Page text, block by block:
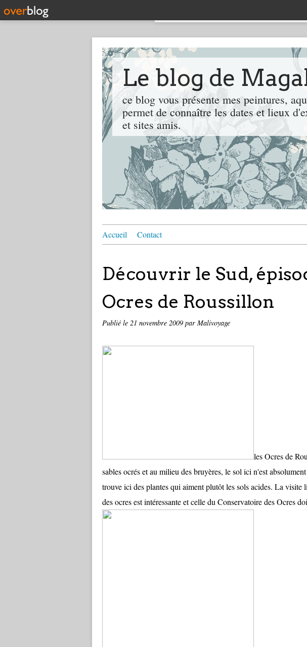
Le blog de
ce blog vous présente mes peintures,
permet de connaître les dates et lieux
et sites amis.
Accueil Contact
Découvrir le Sud,
Ocres de Roussillon
Publié le 21 novembre 2009 par Malivoyage
les Ocres de
sables ocrés et au milieu des bruyères, le sol ici n'est
trouve ici des plantes qui aiment plutôt les sols acides. La visite
des ocres est intéressante et celle du Conservatoire des Ocres